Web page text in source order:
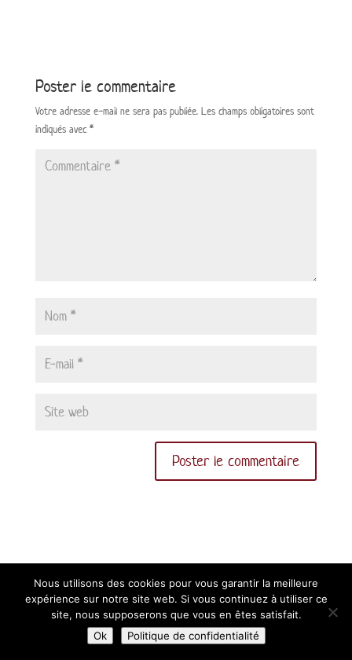
Poster le commentaire
Votre adresse e-mail ne sera pas publiée. Les champs obligatoires sont
indiqués avec*
Qui sommes-nous ?
Conditions générales de vente
Mentions légales
Contact
Nous utilisons des cookies pour vous garantir la meilleure
expérience sur notre site web. Si vous continuez à utiliser ce
site, nous supposerons que vous en êtes satisfait.
Ok
Politique de confidentialité